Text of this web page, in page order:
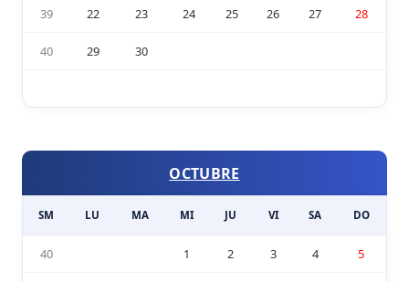
39 22 23 24 25 26 27 28
40 29 30
OCTUBRE
SM LU MA MI JU VI SA DO
40 1 2 3 4 5